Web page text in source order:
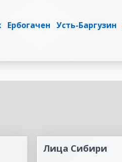
Ербогачен Усть-Баргузин
Лица Сибири